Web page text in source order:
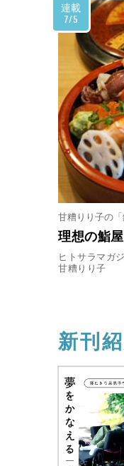
連載
7/5
甘糟りり子の「
理想の鮨
ヒトサラマガ
甘糟りり子
新刊